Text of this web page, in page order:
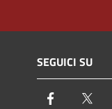
SEGUICI SU
Facebook